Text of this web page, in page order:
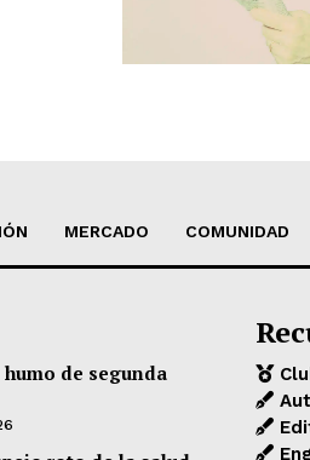
MERCADO COMUNIDAD
de segunda